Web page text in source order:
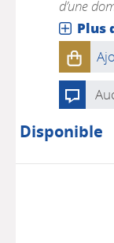
d’une
Plus
Disponible